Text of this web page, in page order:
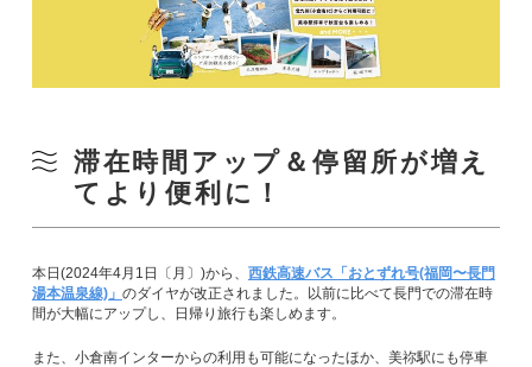
滞在時間アップ＆停留所が増え
てより便利に！
本日(2024年4月1日〔月〕)から、 西鉄高速バス「おとずれ号(福岡〜長門
湯本温泉線)」 のダイヤが改正されました。以前に比べて長門での滞在時
間が大幅にアップし、日帰り旅行も楽しめます。
また、小倉南インターからの利用も可能になったほか、美祢駅にも停車